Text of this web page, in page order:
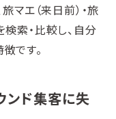
マエ（来日前）・旅
索・比較し、自分
です。
ド集客に失